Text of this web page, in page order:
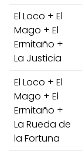
El Loco + El
Mago + El
Ermitaño +
La Justicia
El Loco + El
Mago + El
Ermitaño +
La Rueda de
la Fortuna